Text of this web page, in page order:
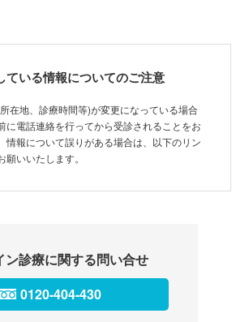
ている情報についてのご注意
在地、診療時間等)が変更になっている場合
に電話連絡を行ってから受診されることをお
情報について誤りがある場合は、以下のリン
いいたします。
ン診療に関する問い合せ
0120-404-430